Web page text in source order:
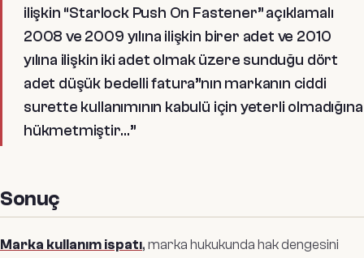
ilişkin “Starlock Push On Fastener” açıklamalı
2008 ve 2009 yılına ilişkin birer adet ve 2010
yılına ilişkin iki adet olmak üzere sunduğu dört
adet düşük bedelli fatura”nın markanın ciddi
surette kullanımının kabulü için yeterli olmadığına
hükmetmiştir…”
Sonuç
Marka kullanım ispatı, marka hukukunda hak dengesini